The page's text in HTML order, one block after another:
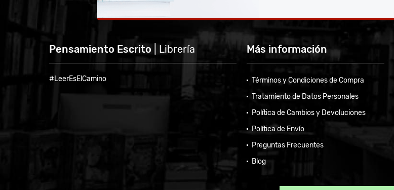
Pensamiento Escrito | Librería
#LeerEsElCamino
Más información
Términos y Condiciones de Compra
Tratamiento de Datos Personales
Política de Cambios y Devoluciones
Política de Envío
Preguntas Frecuentes
Blog